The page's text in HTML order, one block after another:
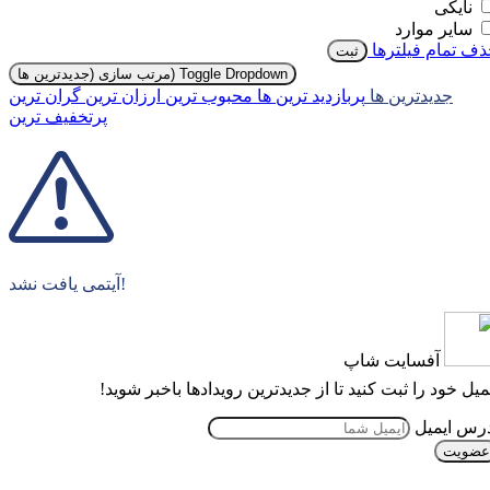
نایکی
سایر موارد
تمام فیلترها
ثبت
مرتب سازی (جدیدترین ها) Toggle Dropdown
جدیدترین ها پربازدید ترین ها محبوب ترین ارزان ترین گران ترین
پرتخفیف ترین
آیتمی یافت نشد!
آفسایت شاپ
خود را ثبت کنید تا از جدیدترین رویدادها باخبر شوید!
ایمیل
عضویت